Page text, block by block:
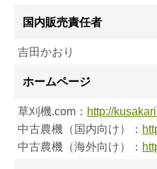
国内販売責任者
吉田かおり
ホームページ
草刈機.com： http://
中古農機（国内向け）：
中古農機（海外向け）：